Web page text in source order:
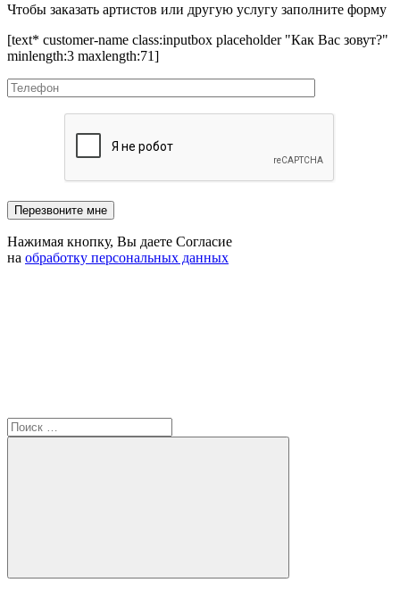
Чтобы заказать артистов или другую услугу заполните форму
[text* customer-name class:inputbox placeholder "Как Вас зовут?"
minlength:3 maxlength:71]
Нажимая кнопку, Вы даете Согласие
на обработку персональных данных